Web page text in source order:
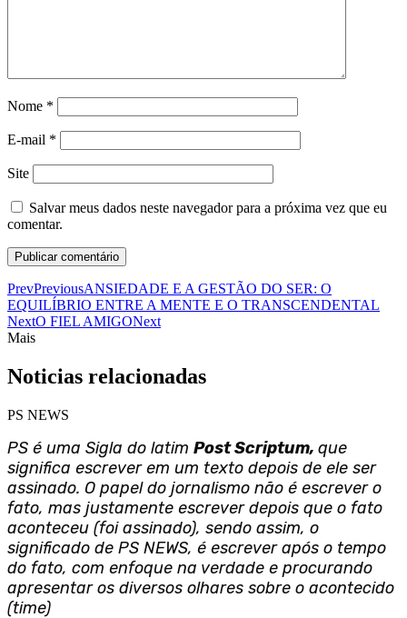
Nome *
E-mail *
Site
Salvar meus dados neste navegador para a próxima vez que eu
comentar.
PrevPreviousANSIEDADE E A GESTÃO DO SER: O
EQUILÍBRIO ENTRE A MENTE E O TRANSCENDENTAL
NextO FIEL AMIGONext
Mais
Noticias relacionadas
PS NEWS
PS é uma Sigla do latim Post Scriptum, que
significa escrever em um texto depois de ele ser
assinado. O papel do jornalismo não é escrever o
fato, mas justamente escrever depois que o fato
aconteceu (foi assinado), sendo assim, o
significado de PS NEWS, é escrever após o tempo
do fato, com enfoque na verdade e procurando
apresentar os diversos olhares sobre o acontecido
(time)